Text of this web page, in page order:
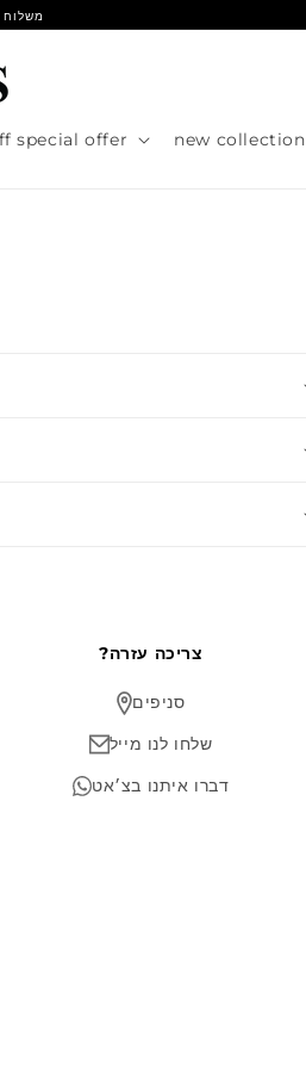
משלוח 25 שח או חינם בקניה מעל 199 שח
new collection
special offer
?צריכה עזרה
סניפים
שלחו לנו מייל
דברו איתנו בצ׳אט